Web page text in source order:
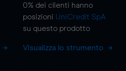
0% dei clienti hanno
posizioni UniCredit SpA
su questo prodotto
Visualizza lo strumento